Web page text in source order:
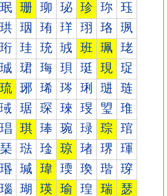
珉 珊 珋 珌 珍 珎 珏
珙 珚 珛 珜 珝 珞 珟
珩 珪 珫 珬 班 珮 珯
珹 珺 珻 珼 珽 現 珿
琉 琊 琋 琌 琍 琎 琏
琙 琚 琛 琜 琝 琞 琟
琩 琪 琫 琬 琭 琮 琯
琹 琺 琻 琼 琽 琾 琿
瑉 瑊 瑋 瑌 瑍 瑎 瑏
瑙 瑚 瑛 瑜 瑝 瑞 瑟